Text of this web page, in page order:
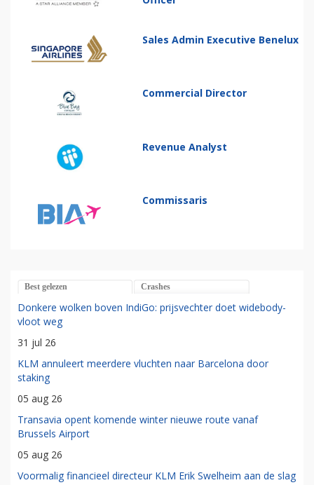
Sales Admin Executive Benelux
Commercial Director
Revenue Analyst
Commissaris
Best gelezen Crashes
Donkere wolken boven IndiGo: prijsvechter doet widebody-
vloot weg
31 jul 26
KLM annuleert meerdere vluchten naar Barcelona door
staking
05 aug 26
Transavia opent komende winter nieuwe route vanaf
Brussels Airport
05 aug 26
Voormalig financieel directeur KLM Erik Swelheim aan de slag